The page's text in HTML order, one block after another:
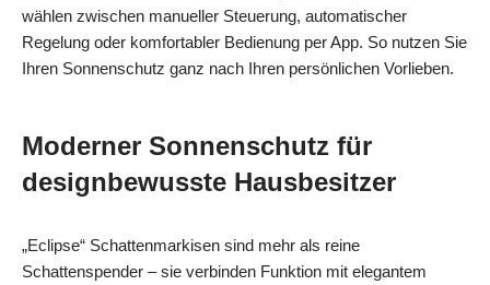
wählen zwischen manueller Steuerung, automatischer
Regelung oder komfortabler Bedienung per App. So nutzen Sie
Ihren Sonnenschutz ganz nach Ihren persönlichen Vorlieben.
Moderner Sonnenschutz für
designbewusste Hausbesitzer
„Eclipse“ Schattenmarkisen sind mehr als reine
Schattenspender – sie verbinden Funktion mit elegantem